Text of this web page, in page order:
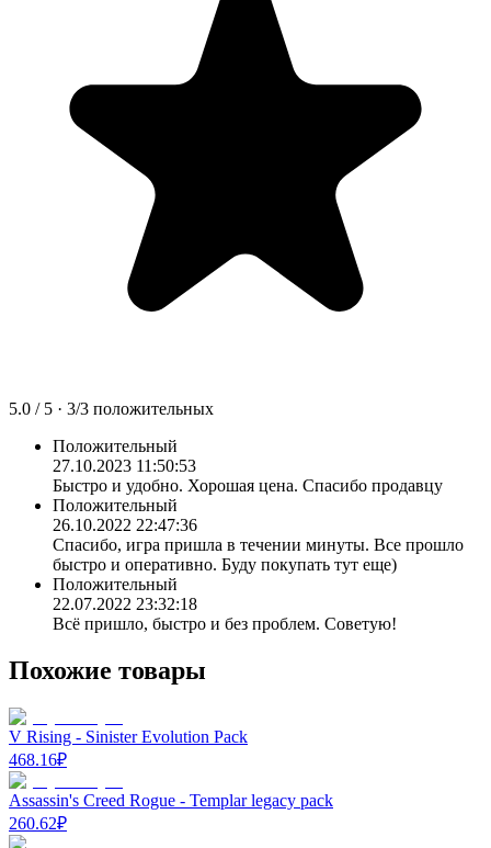
5.0 / 5 · 3/3 положительных
Положительный
27.10.2023 11:50:53
Быстро и удобно. Хорошая цена. Спасибо продавцу
Положительный
26.10.2022 22:47:36
Спасибо, игра пришла в течении минуты. Все прошло
быстро и оперативно. Буду покупать тут еще)
Положительный
22.07.2022 23:32:18
Всё пришло, быстро и без проблем. Советую!
Похожие товары
V Rising - Sinister Evolution Pack
468.16₽
Assassin's Creed Rogue - Templar legacy pack
260.62₽